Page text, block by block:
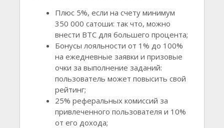
Плюс 5%, если на счету минимум
350 000 сатоши: так что, можно
внести BTC для большего процента;
Бонусы лояльности от 1% до 100%
на ежедневные заявки и призовые
очки за выполнение заданий:
пользователь может повысить свой
рейтинг;
25% реферальных комиссий за
привлеченного пользователя и 10%
от его дохода;